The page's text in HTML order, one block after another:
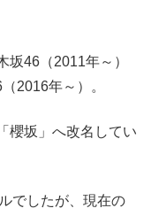
坂46（2011年～）
2016年～）。
櫻坂」へ改名してい
でしたが、現在の